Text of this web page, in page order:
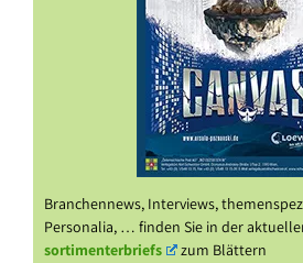
Branchennews, Interviews,
Personalia, … finden Sie in der
sortimenterbriefs
zum Blättern